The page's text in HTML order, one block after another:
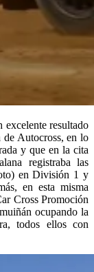
excelente resultado
de Autocross, en lo
y que en la cita
registraba las
en División 1 y
en esta misma
Cross Promoción
ocupando la
todos ellos con